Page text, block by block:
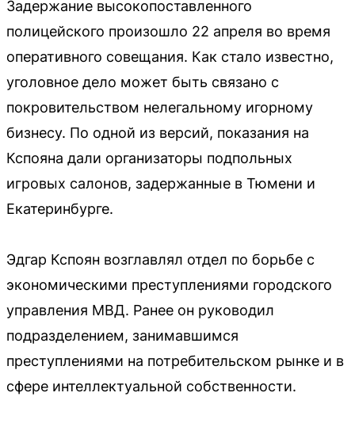
Задержание высокопоставленного
полицейского произошло 22 апреля во время
оперативного совещания. Как стало известно,
уголовное дело может быть связано с
покровительством нелегальному игорному
бизнесу. По одной из версий, показания на
Кспояна дали организаторы подпольных
игровых салонов, задержанные в Тюмени и
Екатеринбурге.
Эдгар Кспоян возглавлял отдел по борьбе с
экономическими преступлениями городского
управления МВД. Ранее он руководил
подразделением, занимавшимся
преступлениями на потребительском рынке и в
сфере интеллектуальной собственности.